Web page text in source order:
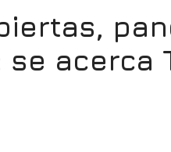
acerca